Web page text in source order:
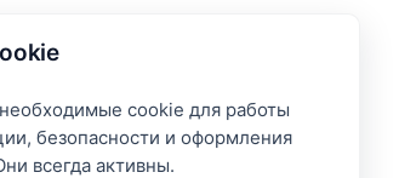
cookie для работы
безопасности и оформления
всегда активны.